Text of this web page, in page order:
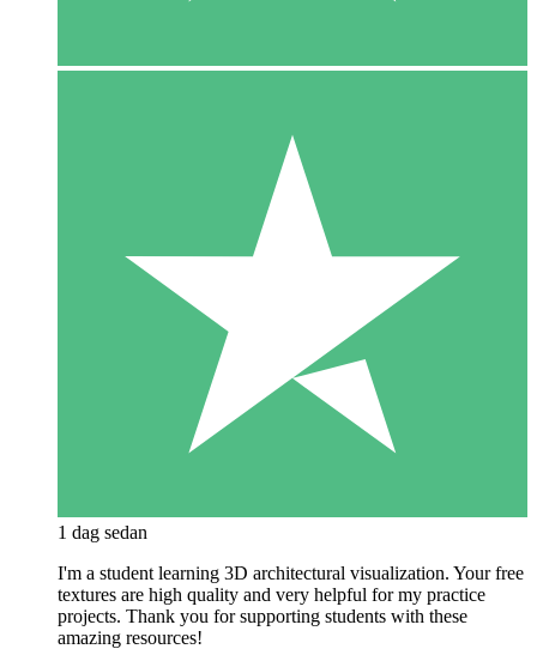
1 dag sedan
I'm a student learning 3D architectural visualization. Your free
textures are high quality and very helpful for my practice
projects. Thank you for supporting students with these
amazing resources!